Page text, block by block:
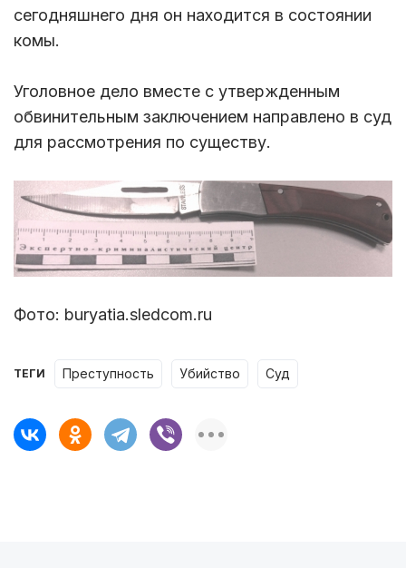
сегодняшнего дня он находится в состоянии
комы.
Уголовное дело вместе с утвержденным
обвинительным заключением направлено в суд
для рассмотрения по существу.
Фото: buryatia.sledcom.ru
ТЕГИ преступность убийство суд